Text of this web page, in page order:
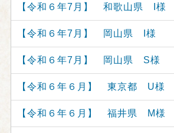
【令和６年7月】 和歌山県 I様
【令和６年7月】 岡山県 I様
【令和６年7月】 岡山県 S様
【令和６年６月】 東京都 U様
【令和６年６月】 福井県 M様